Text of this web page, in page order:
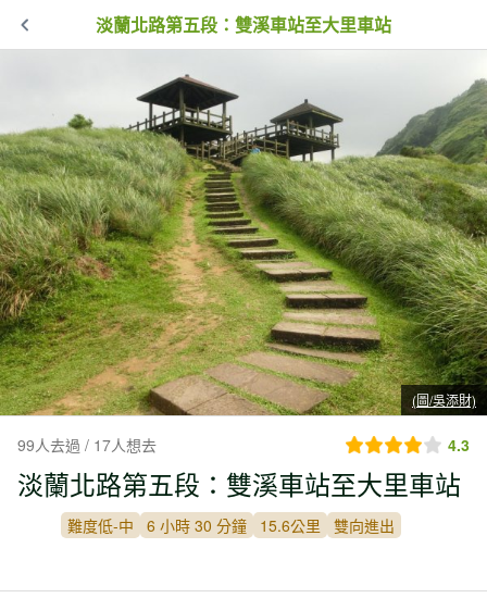
淡蘭北路第五段：雙溪車站至大里車站
(圖/吳添財)
99人去過 / 17人想去 4.3
淡蘭北路第五段：雙溪車站至大里車站
難度低-中 6 小時 30 分鐘 15.6公里 雙向進出